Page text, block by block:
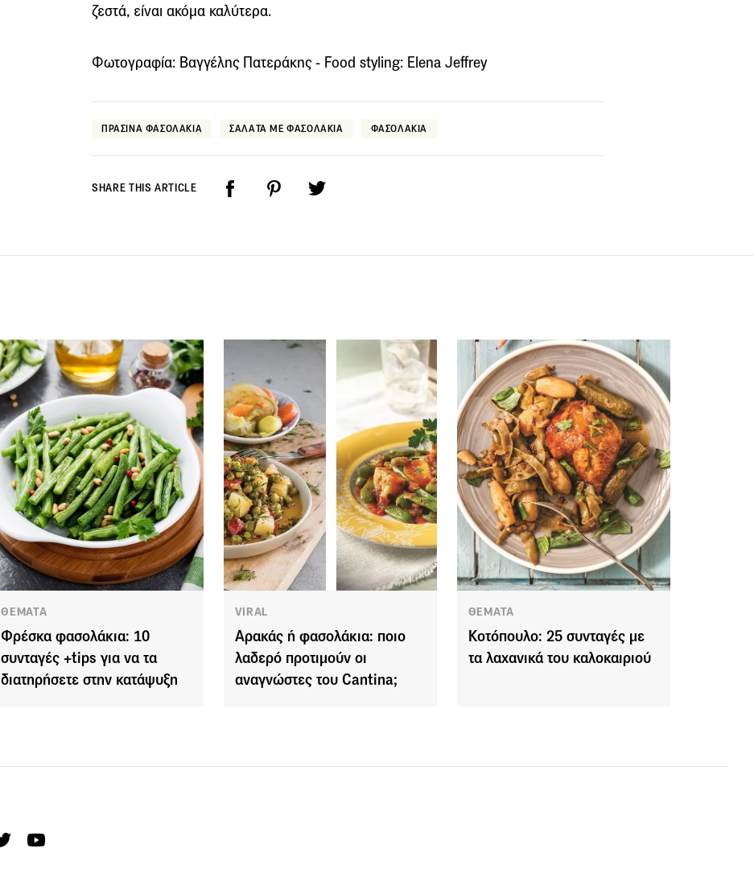
ζεστά, είναι ακόμα καλύτερα.
Φωτογραφία: Βαγγέλης Πατεράκης - Food styling: Elena Jeffrey
ΠΡΑΣΙΝΑ ΦΑΣΟΛΑΚΙΑ ΣΑΛΑΤΑ ΜΕ ΦΑΣΟΛΑΚΙΑ ΦΑΣΟΛΑΚΙΑ
SHARE THIS ARTICLE
ΘΕΜΑΤΑ
Φρέσκα φασολάκια: 10
συνταγές +tips για να τα
διατηρήσετε στην κατάψυξη
VIRAL
Αρακάς ή φασολάκια: ποιο
λαδερό προτιμούν οι
αναγνώστες του Cantina;
ΘΕΜΑΤΑ
Κοτόπουλο: 25 συνταγές με
τα λαχανικά του καλοκαιριού